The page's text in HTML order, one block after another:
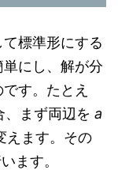
標準形にする
にし、解が分
す。たとえ
、まず両辺を a
えます。その
ます。